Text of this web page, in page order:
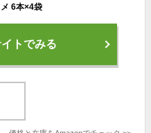
6本×4袋
トでみる